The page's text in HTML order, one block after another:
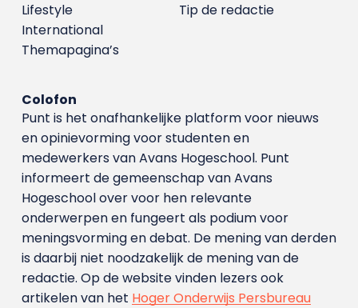
Tip de redactie
Lifestyle
International
Themapagina’s
Colofon
Punt is het onafhankelijke platform voor nieuws
en opinievorming voor studenten en
medewerkers van Avans Hoge­school. Punt
informeert de gemeenschap van Avans
Hogeschool over voor hen relevante
onderwerpen en fungeert als podium voor
meningsvorming en debat. De mening van derden
is daarbij niet noodzakelijk de mening van de
redactie. Op de website vinden lezers ook
artikelen van het Hoger Onderwijs Persbureau